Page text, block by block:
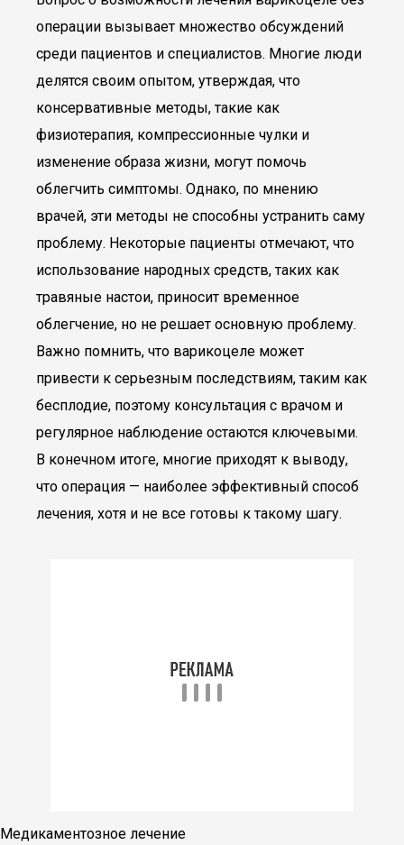
операции вызывает множество обсуждений
среди пациентов и специалистов. Многие люди
делятся своим опытом, утверждая, что
консервативные методы, такие как
физиотерапия, компрессионные чулки и
изменение образа жизни, могут помочь
облегчить симптомы. Однако, по мнению
врачей, эти методы не способны устранить саму
проблему. Некоторые пациенты отмечают, что
использование народных средств, таких как
травяные настои, приносит временное
облегчение, но не решает основную проблему.
Важно помнить, что варикоцеле может
привести к серьезным последствиям, таким как
бесплодие, поэтому консультация с врачом и
регулярное наблюдение остаются ключевыми.
В конечном итоге, многие приходят к выводу,
что операция — наиболее эффективный способ
лечения, хотя и не все готовы к такому шагу.
Медикаментозное лечение